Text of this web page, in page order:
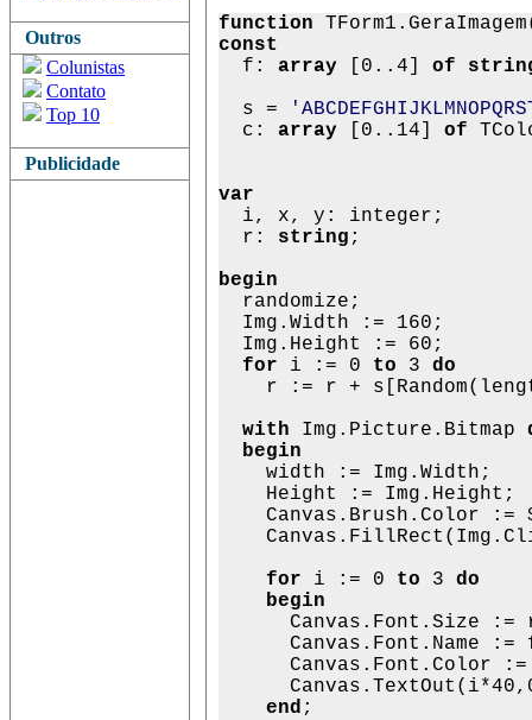
Outros
Colunistas
Contato
Top 10
Publicidade
function
const
f: array [0..4] of
  s =
  c:
array [0..14] of
var
i, x, y: integer;
  r:
string ;
  randomize;
  Img.Width := 160;
  Img.Height := 60;
for i := 0 to 3 do
r := r +
with Img.Picture.Bitmap
  begin
width := Img.Width;
    Height := Img.Height;
Canvas.Brush.Color :=
for i := 0 to 3 do
    begin
Canvas.Font.Size :=
Canvas.Font.Name :=
Canvas.Font.Color
end ;